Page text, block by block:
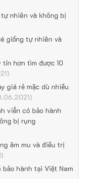
nhiên và không bị
giống tự nhiên và
tín hơn tìm được 10
giá rẻ mặc dù nhiều
viễn có bảo hành
bị rụng
âm mu và điều trị
hành tại Việt Nam